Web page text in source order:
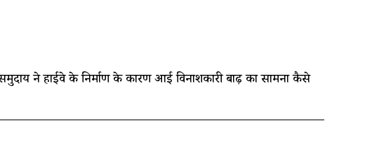
ने हाईवे के निर्माण के कारण आई विनाशकारी बाढ़ का सामना कैसे